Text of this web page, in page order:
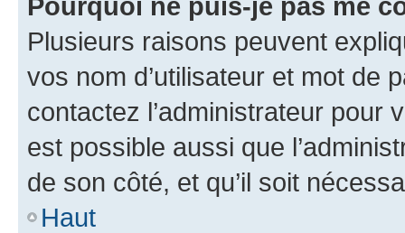
Plusieurs raisons peuvent
vos nom d’utilisateur et mot de
contactez l’administrateur pour
est possible aussi que
de son côté, et qu’il soit
Haut